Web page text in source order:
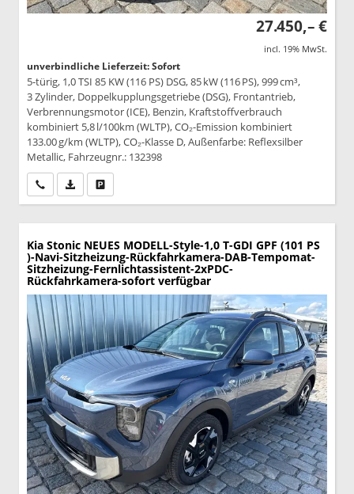
27.450,– €
incl. 19% MwSt.
unverbindliche Lieferzeit: Sofort
5-türig, 1,0 TSI 85 KW (116 PS) DSG, 85 kW (116 PS), 999 cm³,
3 Zylinder, Doppelkupplungsgetriebe (DSG), Frontantrieb,
Verbrennungsmotor (ICE), Benzin, Kraftstoffverbrauch
kombiniert 5,8 l/100km (WLTP), CO₂-Emission kombiniert
133.00 g/km (WLTP), CO₂-Klasse D, Außenfarbe: Reflexsilber
Metallic, Fahrzeugnr.: 132398
Wir rufen Sie anPDF-Datei, Fahrzeugexposé drucken
Kia Stonic NEUES MODELL-Style-1,0 T-GDI GPF (101 PS
)-Navi-Sitzheizung-Rückfahrkamera-DAB-Tempomat-
Sitzheizung-Fernlichtassistent-2xPDC-
Rückfahrkamera-sofort verfügbar